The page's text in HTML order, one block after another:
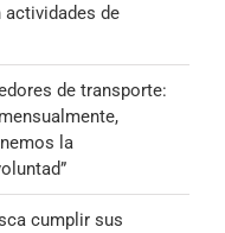
actividades de
de transporte:
la
cumplir sus